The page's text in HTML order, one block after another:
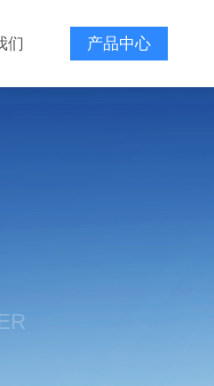
们 产品中心